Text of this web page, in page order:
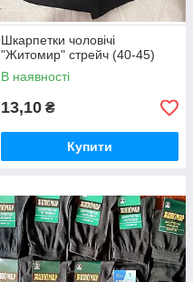
Шкарпетки чоловічі
"Житомир" стрейч (40-45)
В наявності
13,10 ₴
Купити